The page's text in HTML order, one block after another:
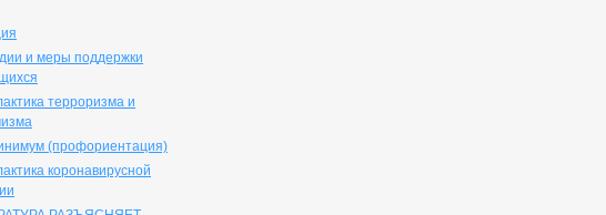
и меры поддержки
терроризма и
(профориентация)
коронавирусной